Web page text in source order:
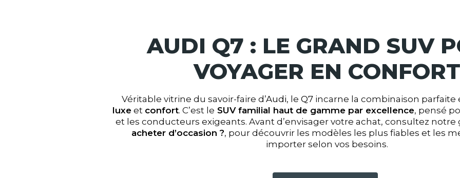
AUDI Q7 : LE GRAND SUV
VOYAGER EN CONFORT
Véritable vitrine du savoir-faire d’Audi, leQ7 incarne la combinaison parfaite
luxeet confort. C’est le SUV familial haut de gamme par excellence, pensé
et les conducteurs exigeants. Avant d’envisager votre achat, consultez notre
acheter d’occasion ?, pour découvrir les modèles les plus fiables et les
importer selon vos besoins.